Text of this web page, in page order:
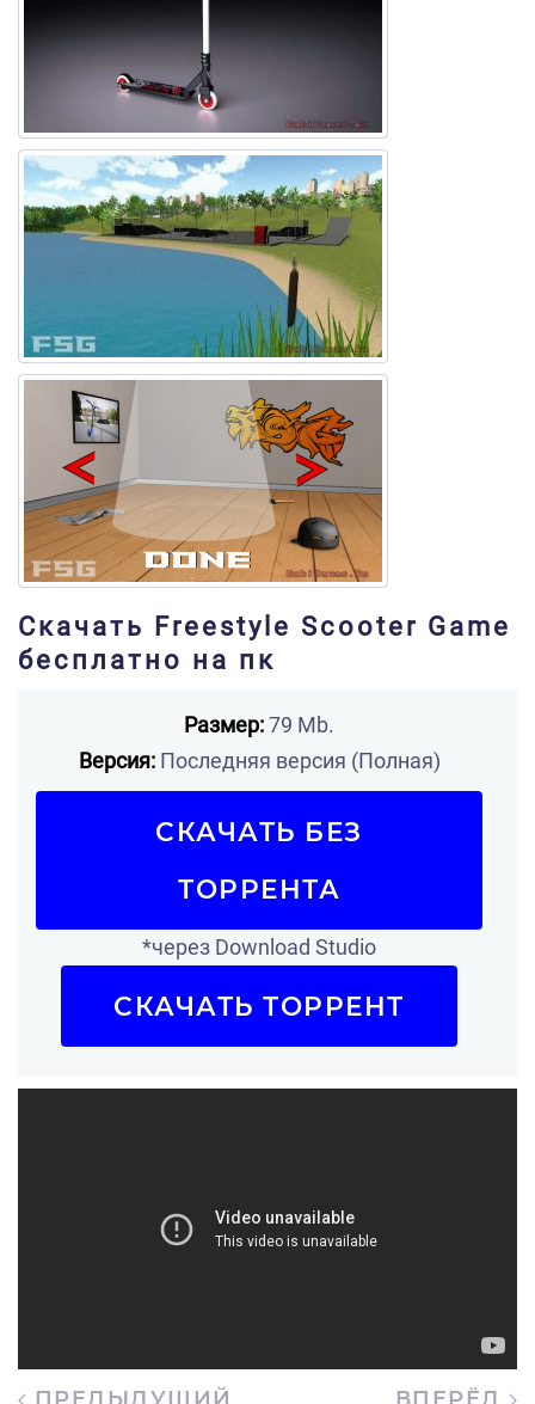
Скачать Freestyle Scooter Game
бесплатно на пк
Размер:79 Mb.
Версия:Последняя версия (Полная)
СКАЧАТЬ БЕЗ
ТОРРЕНТА
*через Download Studio
СКАЧАТЬ ТОРРЕНТ